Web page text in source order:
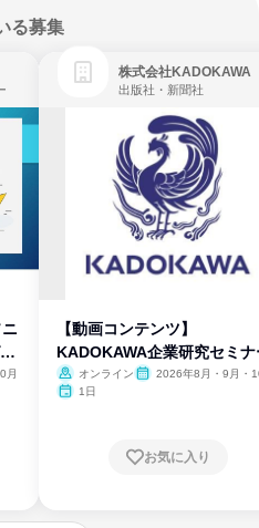
る募集
月
株式会社KADOKAWA
出版社・新聞社
【動画コンテンツ】
KADOKAWA企業研究セミナ
オンライン
2026年8月・9月・
1日
お気に入り